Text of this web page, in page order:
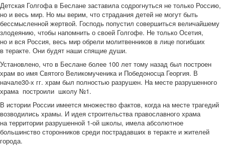
Детская Голгофа в Беслане заставила содрогнуться не только Россию,
но и весь мир. Но мы верим, что страдания детей не могут быть
бессмысленной жертвой. Господь попустил совершиться величайшему
злодеянию, чтобы напомнить о своей Голгофе. Не только Осетия,
но и вся Россия, весь мир обрели молитвенников в лице погибших
в теракте. Они будят наши спящие души.
Установлено, что в Беслане более 100 лет тому назад был построен
храм во имя Святого Великомученика и Победоносца Георгия. В
начале30-х гг. храм был полностью разрушен. На месте разрушенного
храма построили школу №1.
В истории России имеется множество фактов, когда на месте трагедий
возводились храмы. И идея строительства православного храма
на территории разрушенной 1-ой школы, имела абсолютное
большинство сторонников среди пострадавших в теракте и жителей
города.